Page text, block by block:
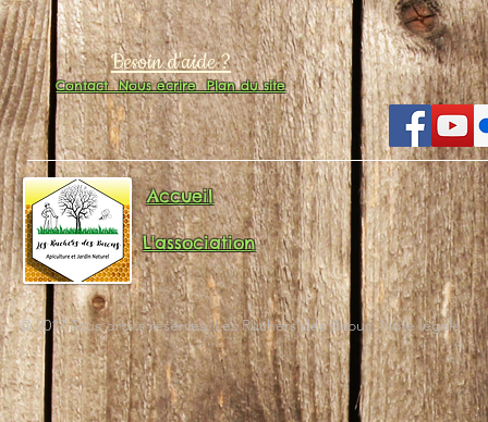
Besoin d'aide ?
ContactNous écrirePlan du site
Accueil
L'association
© 2017 Tous droits réservés. Les Ruchers des Baous. Note légale